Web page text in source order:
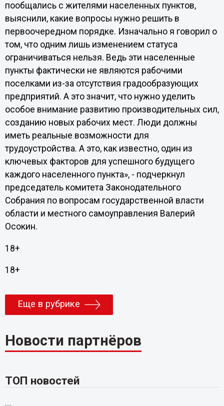
пообщались с жителями населенных пунктов,
выяснили, какие вопросы нужно решить в
первоочередном порядке. Изначально я говорил о
том, что одним лишь изменением статуса
ограничиваться нельзя. Ведь эти населенные
пункты фактически не являются рабочими
поселками из-за отсутствия градообразующих
предприятий. А это значит, что нужно уделить
особое внимание развитию производительных сил,
созданию новых рабочих мест. Люди должны
иметь реальные возможности для
трудоустройства. А это, как известно, один из
ключевых факторов для успешного будущего
каждого населенного пункта», - подчеркнул
председатель комитета Законодательного
Собрания по вопросам государственной власти
области и местного самоуправления Валерий
Осокин.
18+
18+
Еще в рубрике
Новости партнёров
ТОП новостей